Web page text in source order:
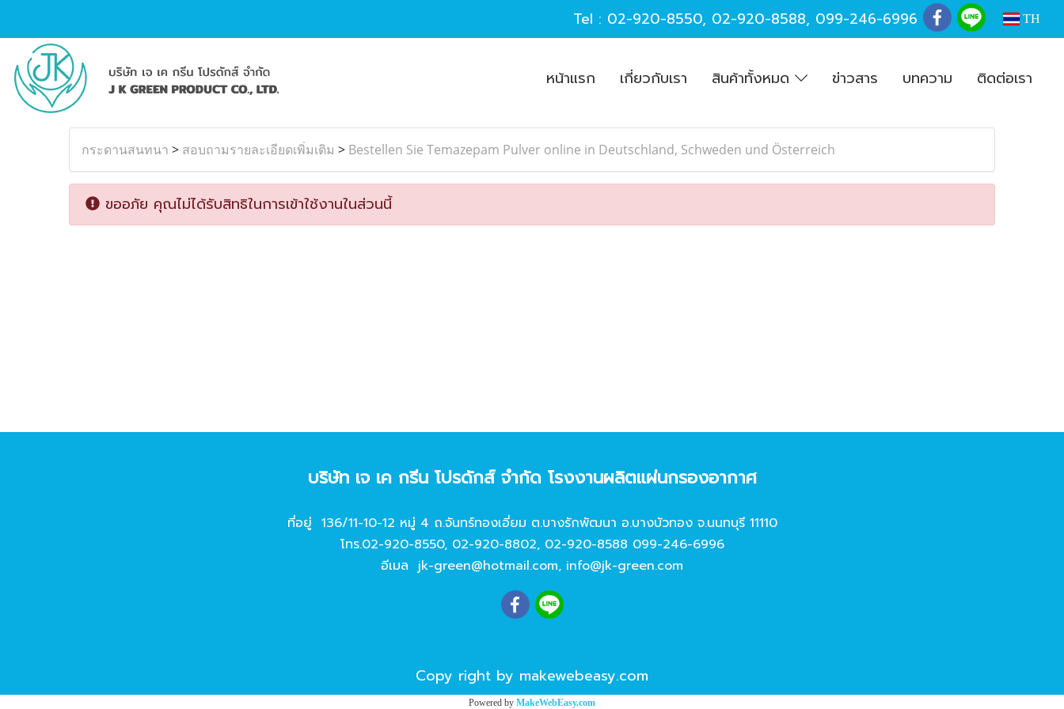
Tel : 02-920-8550, 02-920-8588, 099-246-6996 TH
หน้าแรก เกี่ยวกับเรา สินค้าทั้งหมด ข่าวสาร บทความ ติดต่อเรา
กระดานสนทนา > สอบถามรายละเอียดเพิ่มเติม > Bestellen Sie Temazepam Pulver online in Deutschland, Schweden und Österreich
ขออภัย คุณไม่ได้รับสิทธิในการเข้าใช้งานในส่วนนี้
บริษัท เจ เค กรีน โปรดักส์ จํากัด โรงงานผลิตแผ่นกรองอากาศ
ที่อยู่ 136/11-10-12 หมู่ 4 ถ.จันทร์ทองเอี่ยม ต.บางรักพัฒนา อ.บางบัวทอง จ.นนทบุรี 11110
โทร.02-920-8550, 02-920-8802, 02-920-8588 099-246-6996
อีเมล jk-green@hotmail.com, info@jk-green.com
Copy right by makewebeasy.com
Powered by MakeWebEasy.com